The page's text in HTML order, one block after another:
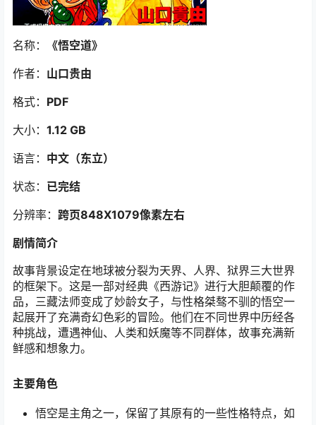
名称： 《悟空道》
作者： 山口贵由
格式： PDF
大小： 1.12 GB
语言： 中文（东立）
状态： 已完结
分辨率： 跨页848X1079像素左右
剧情简介
故事背景设定在地球被分裂为天界、人界、狱界三大世界
的框架下。这是一部对经典《西游记》进行大胆颠覆的作
品，三藏法师变成了妙龄女子，与性格桀骜不驯的悟空一
起展开了充满奇幻色彩的冒险。他们在不同世界中历经各
种挑战，遭遇神仙、人类和妖魔等不同群体，故事充满新
鲜感和想象力。
主要角色
悟空是主角之一，保留了其原有的一些性格特点，如